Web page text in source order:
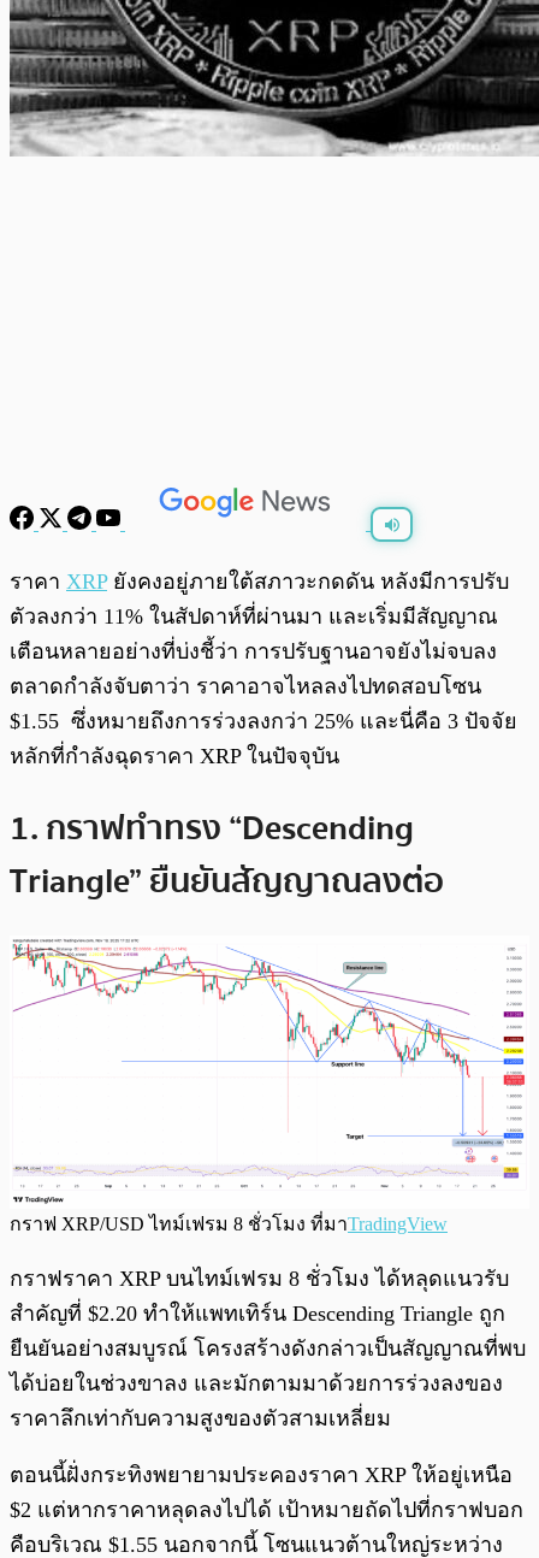
พร้อมเล่น 0:00
ราคา XRPยังคงอยู่ภายใต้สภาวะกดดัน หลังมีการปรับ
ตัวลงกว่า 11% ในสัปดาห์ที่ผ่านมา และเริ่มมีสัญญาณ
เตือนหลายอย่างที่บ่งชี้ว่า การปรับฐานอาจยังไม่จบลง
ตลาดกำลังจับตาว่า ราคาอาจไหลลงไปทดสอบโซน
$1.55 ซึ่งหมายถึงการร่วงลงกว่า 25% และนี่คือ 3 ปัจจัย
หลักที่กำลังฉุดราคา XRP ในปัจจุบัน
1. กราฟทำทรง “Descending
Triangle” ยืนยันสัญญาณลงต่อ
กราฟ XRP/USD ไทม์เฟรม 8 ชั่วโมง ที่มาTradingView
กราฟราคา XRP บนไทม์เฟรม 8 ชั่วโมง ได้หลุดแนวรับ
สำคัญที่ $2.20 ทำให้แพทเทิร์น Descending Triangle ถูก
ยืนยันอย่างสมบูรณ์ โครงสร้างดังกล่าวเป็นสัญญาณที่พบ
ได้บ่อยในช่วงขาลง และมักตามมาด้วยการร่วงลงของ
ราคาลึกเท่ากับความสูงของตัวสามเหลี่ยม
ตอนนี้ฝั่งกระทิงพยายามประคองราคา XRP ให้อยู่เหนือ
$2 แต่หากราคาหลุดลงไปได้ เป้าหมายถัดไปที่กราฟบอก
คือบริเวณ $1.55 นอกจากนี้ โซนแนวต้านใหญ่ระหว่าง